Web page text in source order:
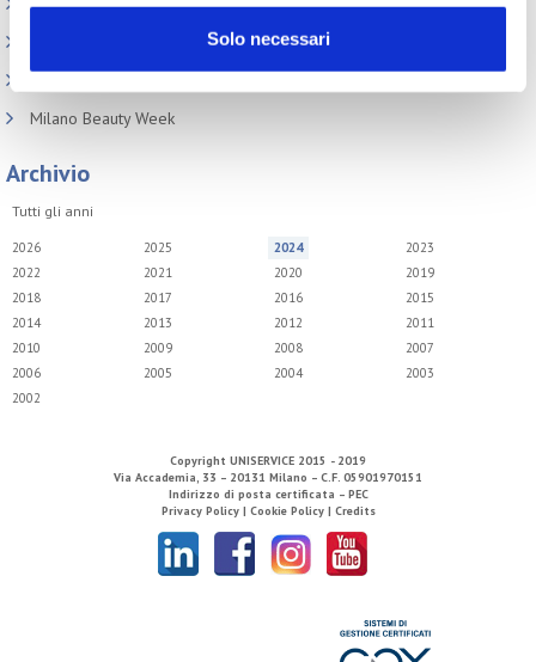
Solo necessari
Milano Beauty Week
Archivio
Tutti gli anni
2026 2025 2024
2023
2022
2021 2020
2019
2018
2017 2016
2015
2014
2013 2012
2011
2010
2009 2008
2007
2006
2005 2004
2003
2002
Copyright UNISERVICE 2015 - 2019
Via Accademia, 33 – 20131 Milano – C.F. 05901970151
Indirizzo di posta certificata – PEC
Privacy Policy | Cookie Policy | Credits